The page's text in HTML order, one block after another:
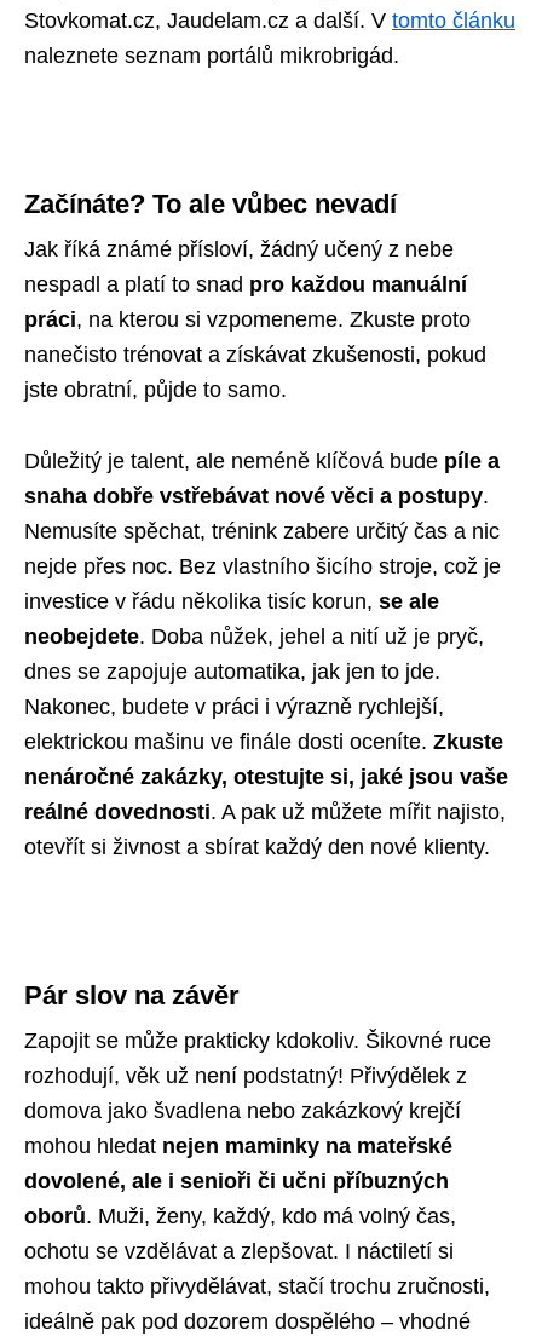
Stovkomat.cz, Jaudelam.cz a další. V tomto článku
naleznete seznam portálů mikrobrigád.
Začínáte? To ale vůbec nevadí
Jak říká známé přísloví, žádný učený z nebe
nespadl a platí to snad pro každou manuální
práci, na kterou si vzpomeneme. Zkuste proto
nanečisto trénovat a získávat zkušenosti, pokud
jste obratní, půjde to samo.
Důležitý je talent, ale neméně klíčová bude píle a
snaha dobře vstřebávat nové věci a postupy.
Nemusíte spěchat, trénink zabere určitý čas a nic
nejde přes noc. Bez vlastního šicího stroje, což je
investice v řádu několika tisíc korun, se ale
neobejdete. Doba nůžek, jehel a nití už je pryč,
dnes se zapojuje automatika, jak jen to jde.
Nakonec, budete v práci i výrazně rychlejší,
elektrickou mašinu ve finále dosti oceníte. Zkuste
nenáročné zakázky, otestujte si, jaké jsou vaše
reálné dovednosti. A pak už můžete mířit najisto,
otevřít si živnost a sbírat každý den nové klienty.
Pár slov na závěr
Zapojit se může prakticky kdokoliv. Šikovné ruce
rozhodují, věk už není podstatný! Přivýdělek z
domova jako švadlena nebo zakázkový krejčí
mohou hledat nejen maminky na mateřské
dovolené, ale i senioři či učni příbuzných
oborů. Muži, ženy, každý, kdo má volný čas,
ochotu se vzdělávat a zlepšovat. I náctiletí si
mohou takto přivydělávat, stačí trochu zručnosti,
ideálně pak pod dozorem dospělého – vhodné